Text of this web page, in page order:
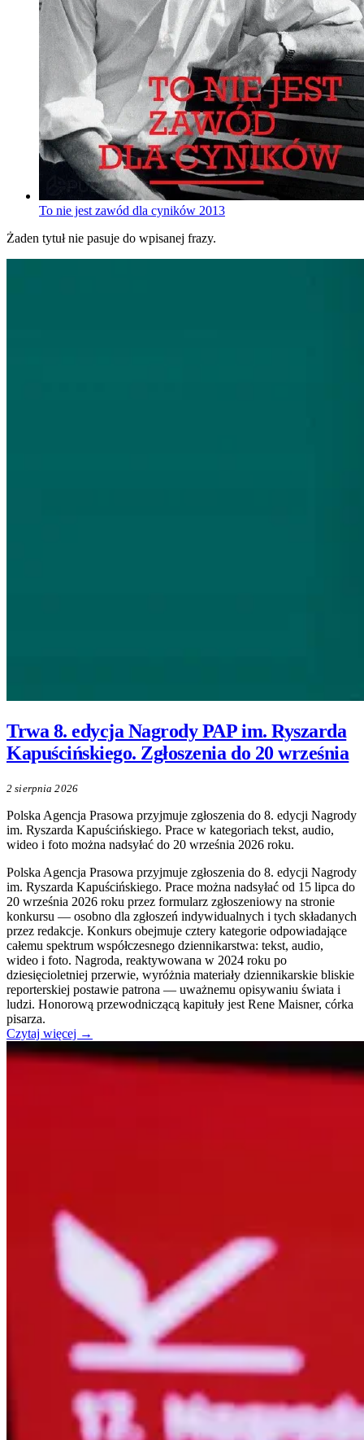
To nie jest zawód dla cyników 2013
Żaden tytuł nie pasuje do wpisanej frazy.
Trwa 8. edycja Nagrody PAP im. Ryszarda
Kapuścińskiego. Zgłoszenia do 20 września
2 sierpnia 2026
Polska Agencja Prasowa przyjmuje zgłoszenia do 8. edycji Nagrody
im. Ryszarda Kapuścińskiego. Prace w kategoriach tekst, audio,
wideo i foto można nadsyłać do 20 września 2026 roku.
Polska Agencja Prasowa przyjmuje zgłoszenia do 8. edycji Nagrody
im. Ryszarda Kapuścińskiego. Prace można nadsyłać od 15 lipca do
20 września 2026 roku przez formularz zgłoszeniowy na stronie
konkursu — osobno dla zgłoszeń indywidualnych i tych składanych
przez redakcje. Konkurs obejmuje cztery kategorie odpowiadające
całemu spektrum współczesnego dziennikarstwa: tekst, audio,
wideo i foto. Nagroda, reaktywowana w 2024 roku po
dziesięcioletniej przerwie, wyróżnia materiały dziennikarskie bliskie
reporterskiej postawie patrona — uważnemu opisywaniu świata i
ludzi. Honorową przewodniczącą kapituły jest Rene Maisner, córka
pisarza.
Czytaj więcej →